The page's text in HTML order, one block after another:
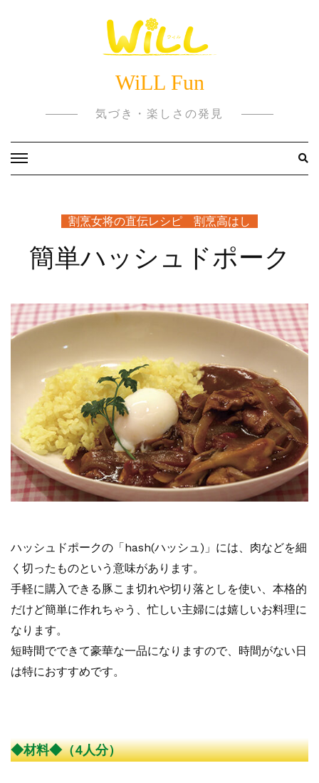
WiLL Fun
気づき・楽しさの発見
割烹女将の直伝レシピ 割烹高はし
簡単ハッシュドポーク
ハッシュドポークの「hash(ハッシュ)」には、肉などを細
く切ったものという意味があります。
手軽に購入できる豚こま切れや切り落としを使い、本格的
だけど簡単に作れちゃう、忙しい主婦には嬉しいお料理に
なります。
短時間でできて豪華な一品になりますので、時間がない日
は特におすすめです。
◆材料◆（4人分）